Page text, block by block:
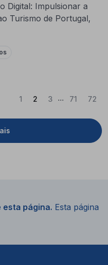
Digital: Impulsionar a
Turismo de Portugal,
1 2 (Atual)
3 ... 71 72
esta página. Esta página